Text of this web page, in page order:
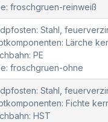
froschgruen-reinweiß
Stahl,
Lärche
PE
froschgruen-ohne
Stahl,
Fichte
HST